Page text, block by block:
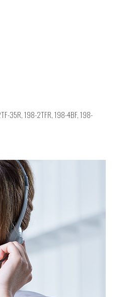
35R, 198-2TFR, 198-4BF, 198-